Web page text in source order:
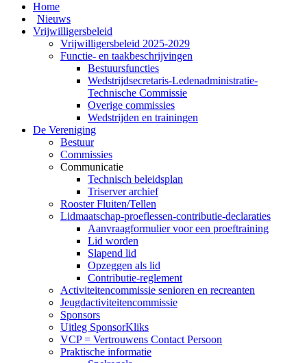
Home
Nieuws
Vrijwilligersbeleid
Vrijwilligersbeleid 2025-2029
Functie- en taakbeschrijvingen
Bestuursfuncties
Wedstrijdsecretaris-Ledenadministratie-
Technische Commissie
Overige commissies
Wedstrijden en trainingen
De Vereniging
Bestuur
Commissies
Communicatie
Technisch beleidsplan
Triserver archief
Rooster Fluiten/Tellen
Lidmaatschap-proeflessen-contributie-declaraties
Aanvraagformulier voor een proeftraining
Lid worden
Slapend lid
Opzeggen als lid
Contributie-reglement
Activiteitencommissie senioren en recreanten
Jeugdactiviteitencommissie
Sponsors
Uitleg SponsorKliks
VCP = Vertrouwens Contact Persoon
Praktische informatie